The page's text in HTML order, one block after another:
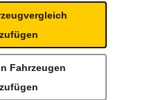
Fahrzeugen